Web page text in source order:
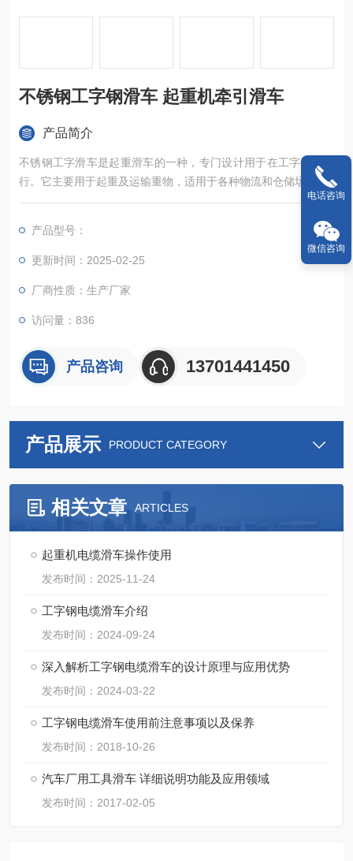
不锈钢工字钢滑车 起重机牵引滑车
产品简介
不锈钢工字滑车是起重滑车的一种，专门设计用于在工字钢上运
行。它主要用于起重及运输重物，适用于各种物流和仓储场所。
产品型号：
更新时间：2025-02-25
厂商性质：生产厂家
访问量：836
产品咨询 13701441450
产品展示 PRODUCT CATEGORY
相关文章 ARTICLES
起重机电缆滑车操作使用
发布时间：2025-11-24
工字钢电缆滑车介绍
发布时间：2024-09-24
深入解析工字钢电缆滑车的设计原理与应用优势
发布时间：2024-03-22
工字钢电缆滑车使用前注意事项以及保养
发布时间：2018-10-26
汽车厂用工具滑车 详细说明功能及应用领域
发布时间：2017-02-05
电话咨询
微信咨询